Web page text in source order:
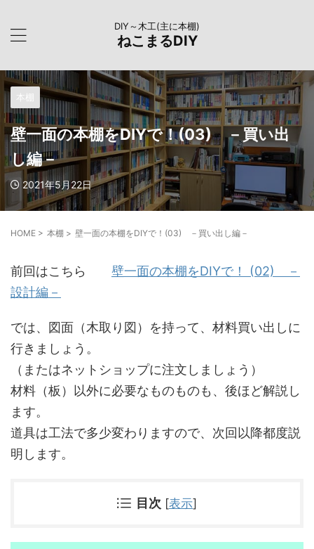
DIY～木工(主に本棚)
ねこまるDIY
本棚
壁一面の本棚をDIYで！(03) －買い出
し編－
2021年5月22日
HOME > 本棚 > 壁一面の本棚をDIYで！(03) －買い出し編－
前回はこちら 壁一面の本棚をDIYで！ (02) －
設計編－
では、図面（木取り図）を持って、材料買い出しに
行きましょう。
（またはネットショップに注文しましょう）
材料（板）以外に必要なものものも、後ほど解説し
ます。
道具は工法で多少変わりますので、次回以降都度説
明します。
目次 [表示]